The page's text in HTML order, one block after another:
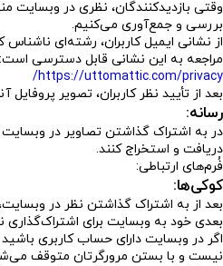
بررسی و جمع‌آوری می‌کنیم.
مراجعه به این نشانی قابل دسترسی است:
https://uttomattic.com/privacy/
بعد از تأیید نظر کاربران، تصویر
رسانه:
دریافت و استخراج کنند.
فُرم‌های ارتباطی:
کوکی‌ها:
بعد از به اشتراک گذاشتن نظر در
بعدی خود به وبسایت برای اشتراک‌گذاری
اگر در وبسایت دارای حساب کاربری
نیست و با بستن مرورگرتان متوقف